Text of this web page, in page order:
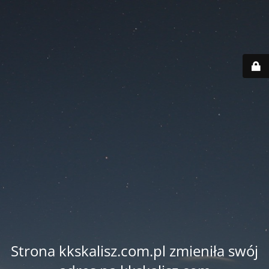
Strona kkskalisz.com.pl zmieniła swój